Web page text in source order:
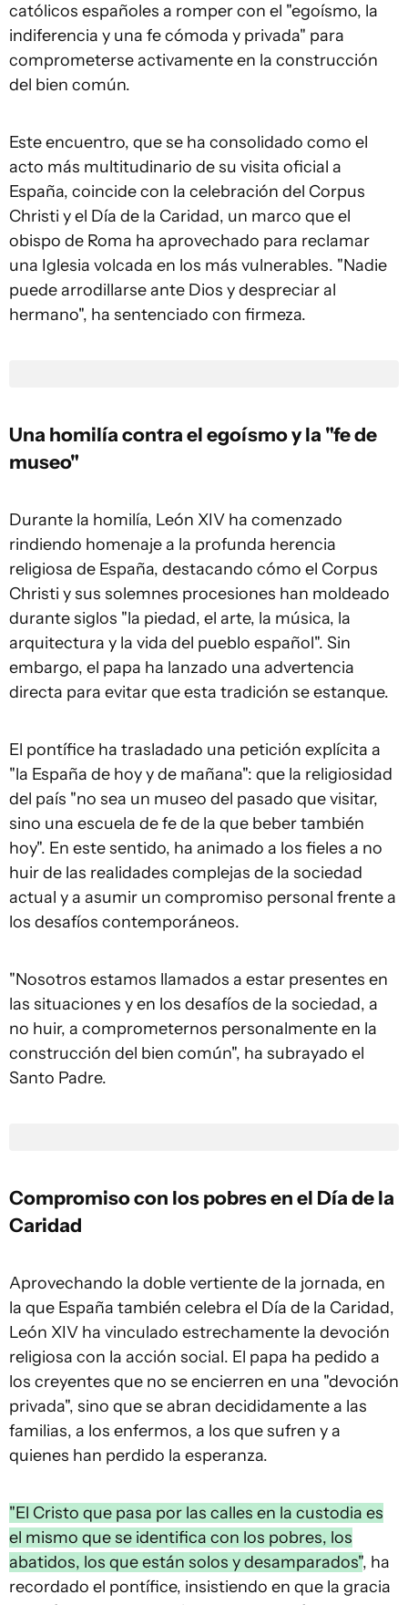
católicos españoles a romper con el "egoísmo, la
indiferencia y una fe cómoda y privada" para
comprometerse activamente en la construcción
del bien común.
Este encuentro, que se ha consolidado como el
acto más multitudinario de su visita oficial a
España, coincide con la celebración del Corpus
Christi y el Día de la Caridad, un marco que el
obispo de Roma ha aprovechado para reclamar
una Iglesia volcada en los más vulnerables. "Nadie
puede arrodillarse ante Dios y despreciar al
hermano", ha sentenciado con firmeza.
Una homilía contra el egoísmo y la "fe de
museo"
Durante la homilía, León XIV ha comenzado
rindiendo homenaje a la profunda herencia
religiosa de España, destacando cómo el Corpus
Christi y sus solemnes procesiones han moldeado
durante siglos "la piedad, el arte, la música, la
arquitectura y la vida del pueblo español". Sin
embargo, el papa ha lanzado una advertencia
directa para evitar que esta tradición se estanque.
El pontífice ha trasladado una petición explícita a
"la España de hoy y de mañana": que la religiosidad
del país "no sea un museo del pasado que visitar,
sino una escuela de fe de la que beber también
hoy". En este sentido, ha animado a los fieles a no
huir de las realidades complejas de la sociedad
actual y a asumir un compromiso personal frente a
los desafíos contemporáneos.
"Nosotros estamos llamados a estar presentes en
las situaciones y en los desafíos de la sociedad, a
no huir, a comprometernos personalmente en la
construcción del bien común", ha subrayado el
Santo Padre.
Compromiso con los pobres en el Día de la
Caridad
Aprovechando la doble vertiente de la jornada, en
la que España también celebra el Día de la Caridad,
León XIV ha vinculado estrechamente la devoción
religiosa con la acción social. El papa ha pedido a
los creyentes que no se encierren en una "devoción
privada", sino que se abran decididamente a las
familias, a los enfermos, a los que sufren y a
quienes han perdido la esperanza.
"El Cristo que pasa por las calles en la custodia es
el mismo que se identifica con los pobres, los
abatidos, los que están solos y desamparados", ha
recordado el pontífice, insistiendo en que la gracia